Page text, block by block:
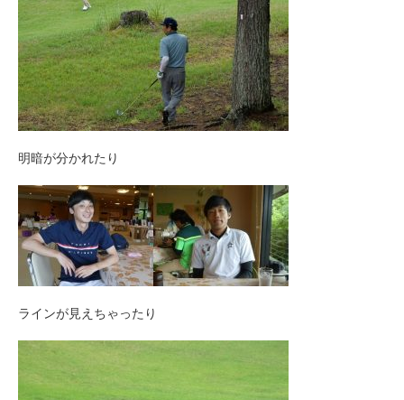
明暗が分かれたり
ラインが見えちゃったり